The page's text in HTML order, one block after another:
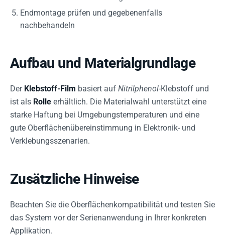
Endmontage prüfen und gegebenenfalls
nachbehandeln
Aufbau und Materialgrundlage
Der Klebstoff-Film basiert auf Nitrilphenol-Klebstoff und
ist als Rolle erhältlich. Die Materialwahl unterstützt eine
starke Haftung bei Umgebungstemperaturen und eine
gute Oberflächenübereinstimmung in Elektronik- und
Verklebungsszenarien.
Zusätzliche Hinweise
Beachten Sie die Oberflächenkompatibilität und testen Sie
das System vor der Serienanwendung in Ihrer konkreten
Applikation.